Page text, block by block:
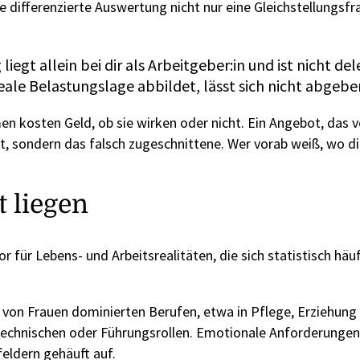
Auswertung nicht nur eine
allein bei dir als Arbeitgeber:in und ist nicht
Belastungslage abbildet, lässt sich nicht
kosten Geld, ob sie wirken oder nicht. Ein Angebot, das
das falsch zugeschnittene. Wer vorab weiß, wo
liegen
für Lebens- und Arbeitsrealitäten, die sich statistisch
Frauen dominierten Berufen, etwa in Pflege,
oder Führungsrollen. Emotionale
gehäuft auf.